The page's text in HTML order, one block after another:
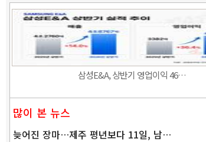
삼성E&A, 상반기 영업이익 46…
많이 본 뉴스
늦어진 장마…제주 평년보다 11일, 남…